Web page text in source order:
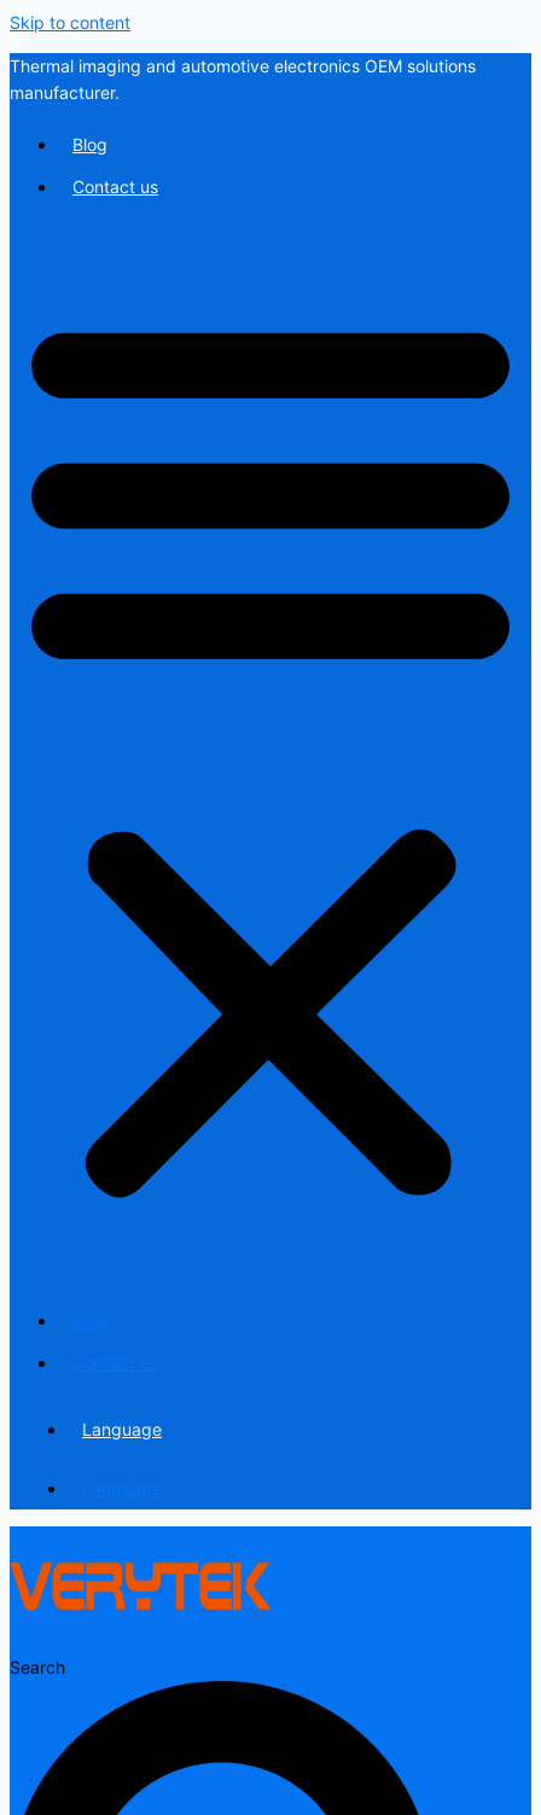
Skip to content
Thermal imaging and automotive electronics OEM solutions
manufacturer.
Blog
Contact us
Language
Search